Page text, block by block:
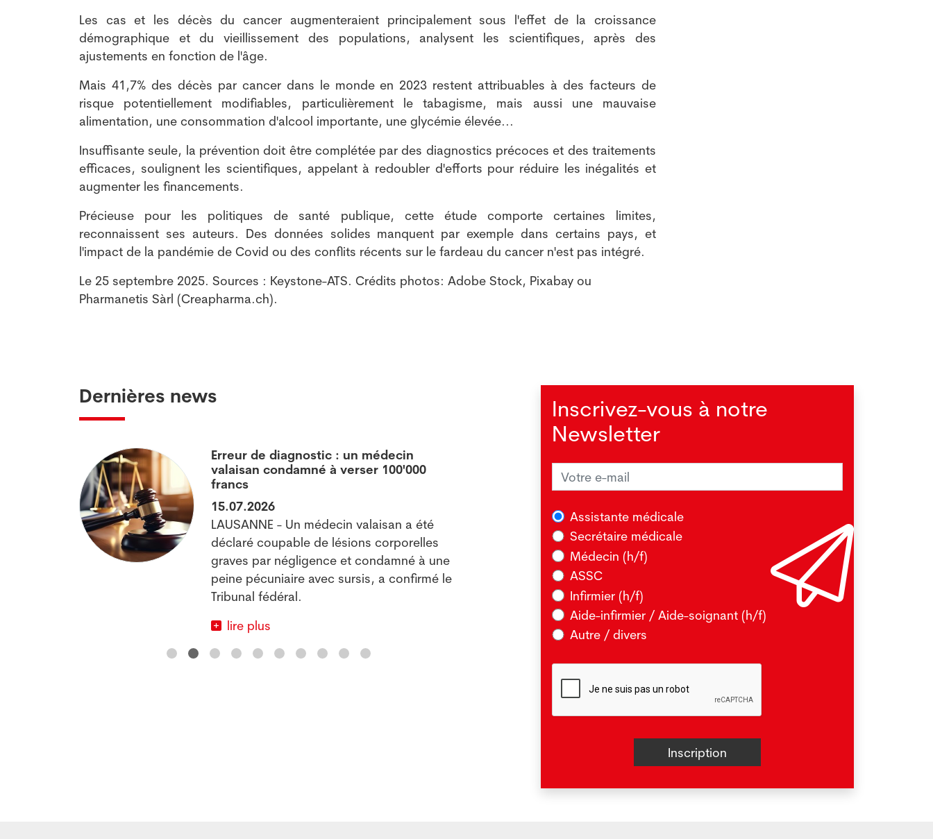
Les cas et les décès du cancer augmenteraient principalement sous l'effet de la croissance
démographique et du vieillissement des populations, analysent les scientifiques, après des
ajustements en fonction de l'âge.
Mais 41,7% des décès par cancer dans le monde en 2023 restent attribuables à des facteurs de
risque potentiellement modifiables, particulièrement le tabagisme, mais aussi une mauvaise
alimentation, une consommation d'alcool importante, une glycémie élevée...
Insuffisante seule, la prévention doit être complétée par des diagnostics précoces et des traitements
efficaces, soulignent les scientifiques, appelant à redoubler d'efforts pour réduire les inégalités et
augmenter les financements.
Précieuse pour les politiques de santé publique, cette étude comporte certaines limites,
reconnaissent ses auteurs. Des données solides manquent par exemple dans certains pays, et
l'impact de la pandémie de Covid ou des conflits récents sur le fardeau du cancer n'est pas intégré.
Le 25 septembre 2025. Sources : Keystone-ATS. Crédits photos: Adobe Stock, Pixabay ou
Pharmanetis Sàrl (Creapharma.ch).
Dernières news
Erreur de diagnostic : un médecin
valaisan condamné à verser 100'000
francs
15.07.2026
LAUSANNE - Un médecin valaisan a été
déclaré coupable de lésions corporelles
graves par négligence et condamné à une
peine pécuniaire avec sursis, a confirmé le
Tribunal fédéral.
lire plus
résister au système immunitaire (étude)
09.07.2026
FRIBROUG - Cette bactérie porte le nom
savant de Pseudomonas Aeruginosa.
lire plus
Inscrivez-vous à notre
Newsletter
Assistante médicale
Secrétaire médicale
Médecin (h/f)
ASSC
Infirmier (h/f)
Aide-infirmier / Aide-soignant (h/f)
Autre / divers